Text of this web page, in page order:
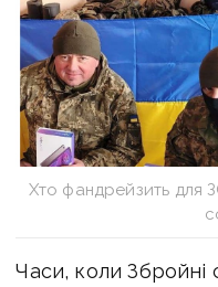
Хто фандрейзить для
Часи, коли Збройні